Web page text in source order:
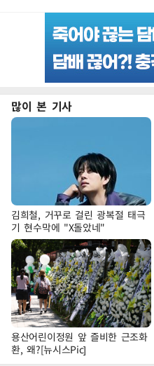
많이 본 기사
김희철, 거꾸로 걸린 광복절 태극
기 현수막에 "X돌았네"
용산어린이정원 앞 즐비한 근조화
환, 왜?[뉴시스Pic]